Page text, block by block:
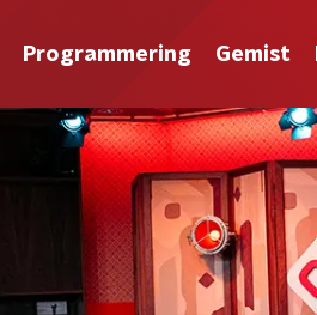
Programmering Gemist